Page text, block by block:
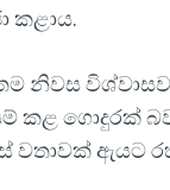
කළාය.
තම නිවස
කළ ගොදුරක්
ඇයට